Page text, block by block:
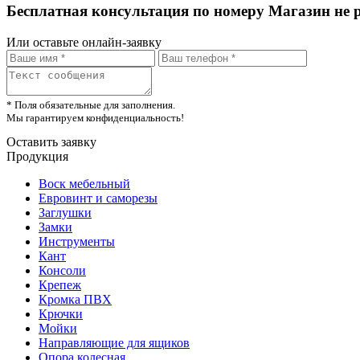
Бесплатная консультация по номеру Магазин не
Или оставьте онлайн-заявку
* Поля обязательные для заполнения.
Мы гарантируем конфиденциальность!
Оставить заявку
Продукция
Воск мебельный
Евровинт и саморезы
Заглушки
Замки
Инструменты
Кант
Консоли
Крепеж
Кромка ПВХ
Крючки
Мойки
Направляющие для ящиков
Опора колесная